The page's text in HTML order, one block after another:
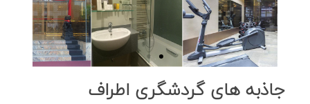
جاذبه های گردشگری اطراف